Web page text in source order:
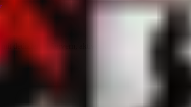
dedizierten Servern, aktiver Community und einem